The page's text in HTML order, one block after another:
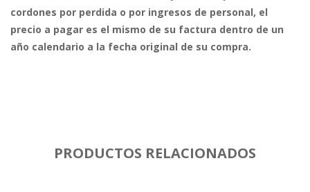
cordones por perdida o por ingresos de personal, el
precio a pagar es el mismo de su factura dentro de un
año calendario a la fecha original de su compra.
PRODUCTOS RELACIONADOS